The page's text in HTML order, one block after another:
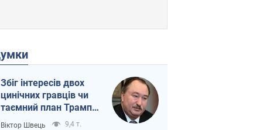
Думки
Збіг інтересів двох
цинічних гравців чи
таємний план Трампа
і Путіна?
Віктор Швець 9,4 т.